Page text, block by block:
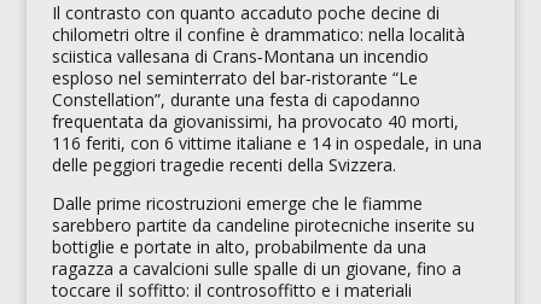
Il contrasto con quanto accaduto poche decine di
chilometri oltre il confine è drammatico: nella località
sciistica vallesana di Crans‑Montana un incendio
esploso nel seminterrato del bar‑ristorante “Le
Constellation”, durante una festa di capodanno
frequentata da giovanissimi, ha provocato 40 morti,
116 feriti, con 6 vittime italiane e 14 in ospedale, in una
delle peggiori tragedie recenti della Svizzera.
Dalle prime ricostruzioni emerge che le fiamme
sarebbero partite da candeline pirotecniche inserite su
bottiglie e portate in alto, probabilmente da una
ragazza a cavalcioni sulle spalle di un giovane, fino a
toccare il soffitto: il controsoffitto e i materiali